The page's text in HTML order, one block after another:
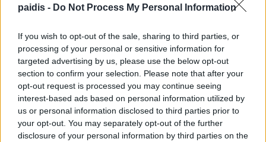
paidis - Do Not Process My Personal Information
If you wish to opt-out of the sale, sharing to third parties, or
processing of your personal or sensitive information for
targeted advertising by us, please use the below opt-out
section to confirm your selection. Please note that after your
opt-out request is processed you may continue seeing
interest-based ads based on personal information utilized by
us or personal information disclosed to third parties prior to
your opt-out. You may separately opt-out of the further
disclosure of your personal information by third parties on the